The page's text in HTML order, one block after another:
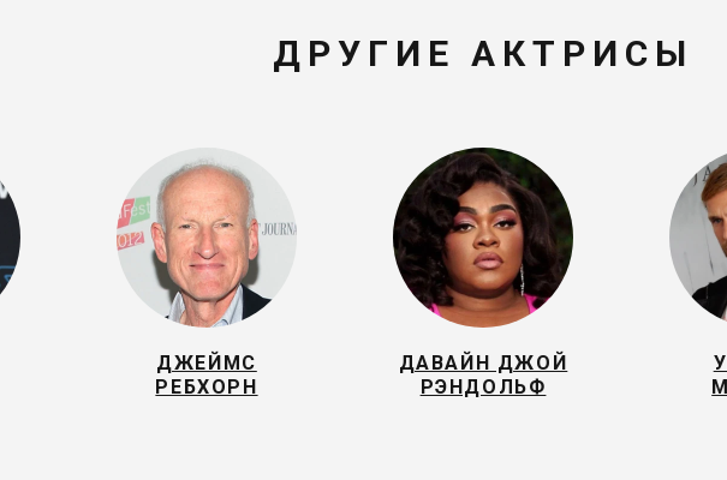
ДРУГИЕ АКТРИСЫ
ДЖЕЙМС
РЕБХОРН
ДАВАЙН ДЖОЙ
РЭНДОЛЬФ